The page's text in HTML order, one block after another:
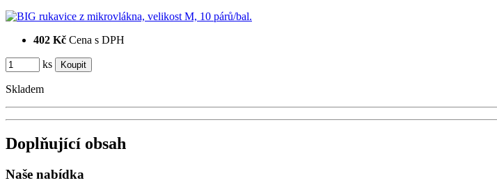
402 Kč Cena s DPH
ks
Skladem
Doplňující obsah
Naše nabídka